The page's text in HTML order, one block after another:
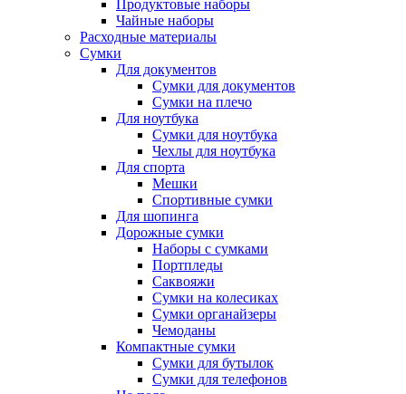
Продуктовые наборы
Чайные наборы
Расходные материалы
Сумки
Для документов
Сумки для документов
Сумки на плечо
Для ноутбука
Сумки для ноутбука
Чехлы для ноутбука
Для спорта
Мешки
Спортивные сумки
Для шопинга
Дорожные сумки
Наборы с сумками
Портпледы
Саквояжи
Сумки на колесиках
Сумки органайзеры
Чемоданы
Компактные сумки
Сумки для бутылок
Сумки для телефонов